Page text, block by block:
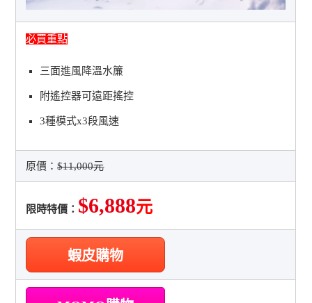
必買重點
三面進風降溫水簾
附遙控器可遠距搖控
3種模式x3段風速
原價：$11,000元
限時特價： $6,888元
蝦皮購物